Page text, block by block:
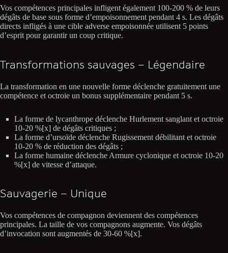
Vos compétences principales infligent également 100-200 % de leurs
dégâts de base sous forme d’empoisonnement pendant 4 s. Les dégâts
directs infligés à une cible adverse empoisonnée utilisent 5 points
d’esprit pour garantir un coup critique.
Transformations sauvages – Légendaire
La transformation en une nouvelle forme déclenche gratuitement une
compétence et octroie un bonus supplémentaire pendant 5 s.
La forme de lycanthrope déclenche Hurlement sanglant et octroie
10-20 %[x] de dégâts critiques ;
La forme d’ursoïde déclenche Rugissement débilitant et octroie
10-20 % de réduction des dégâts ;
La forme humaine déclenche Armure cyclonique et octroie 10-20
%[x] de vitesse d’attaque.
Sauvagerie – Unique
Vos compétences de compagnon deviennent des compétences
principales. La taille de vos compagnons augmente. Vos dégâts
d’invocation sont augmentés de 30-60 %[x].